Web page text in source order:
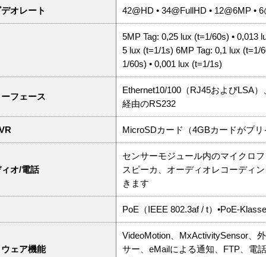
オレート 42@HD • 34@FullHD • 12@6MP •
5MP Tag: 0,25 lux (t=1/60s) • 0,013
5 lux (t=1/1s) 6MP Tag: 0,1 lux (t=1/
1/60s) • 0,001 lux (t=1/1s)
フェース
Ethernet10/100（RJ45およびLSA
経由のRS232
MicroSDカード（4GBカードがプ
オ/電話
センサーモジュール内のマイクロ
スピーカ、オーディオレコーディ
きます
PoE（IEEE 802.3af / t）•PoE-
ェア機能
VideoMotion、MxActivitySensor、
サー、eMailによる通知、FTP、電